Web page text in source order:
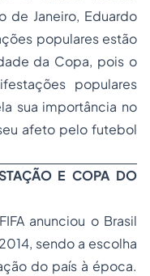
de Janeiro, Eduardo
populares estão
da Copa, pois o
populares
sua importância no
afeto pelo futebol
E COPA DO
anunciou o Brasil
sendo a escolha
do país à época.